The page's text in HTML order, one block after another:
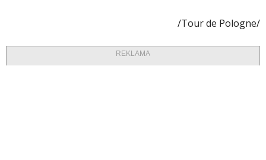
/Tour de Pologne/
REKLAMA